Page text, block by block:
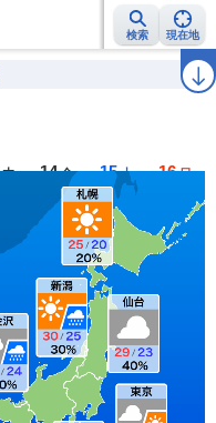
検索 現在地
ラ
木 14 金 15 土 16 日